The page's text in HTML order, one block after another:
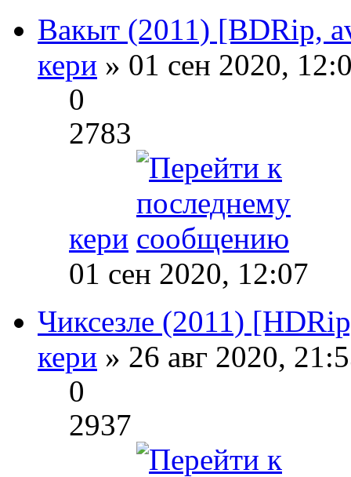
Вакыт (2011) [BDRip,
кери » 01 сен 2020,
0
2783
кери
01 сен 2020, 12:07
Чиксезле (2011)
кери » 26 авг 2020,
0
2937